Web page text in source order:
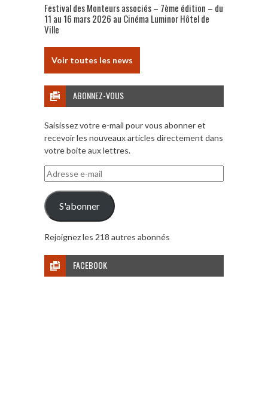
Festival des Monteurs associés – 7ème édition – du
11 au 16 mars 2026 au Cinéma Luminor Hôtel de
Ville
Voir toutes les news
ABONNEZ-VOUS
Saisissez votre e-mail pour vous abonner et
recevoir les nouveaux articles directement dans
votre boite aux lettres.
Adresse
e-
mail
S'abonner
Rejoignez les 218 autres abonnés
FACEBOOK